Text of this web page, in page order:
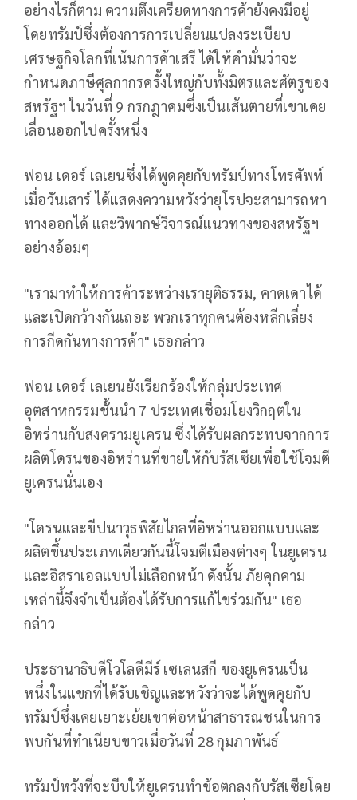
อย่างไรก็ตาม ความตึงเครียดทางการค้ายังคงมีอยู่
โดยทรัมป์ซึ่งต้องการการเปลี่ยนแปลงระเบียบ
เศรษฐกิจโลกที่เน้นการค้าเสรี ได้ให้คำมั่นว่าจะ
กำหนดภาษีศุลกากรครั้งใหญ่กับทั้งมิตรและศัตรูของ
สหรัฐฯ ในวันที่ 9 กรกฎาคมซึ่งเป็นเส้นตายที่เขาเคย
เลื่อนออกไปครั้งหนึ่ง
ฟอน เดอร์ เลเยนซึ่งได้พูดคุยกับทรัมป์ทางโทรศัพท์
เมื่อวันเสาร์ ได้แสดงความหวังว่ายุโรปจะสามารถหา
ทางออกได้ และวิพากษ์วิจารณ์แนวทางของสหรัฐฯ
อย่างอ้อมๆ
"เรามาทำให้การค้าระหว่างเรายุติธรรม, คาดเดาได้
และเปิดกว้างกันเถอะ พวกเราทุกคนต้องหลีกเลี่ยง
การกีดกันทางการค้า" เธอกล่าว
ฟอน เดอร์ เลเยนยังเรียกร้องให้กลุ่มประเทศ
อุตสาหกรรมชั้นนำ 7 ประเทศเชื่อมโยงวิกฤตใน
อิหร่านกับสงครามยูเครน ซึ่งได้รับผลกระทบจากการ
ผลิตโดรนของอิหร่านที่ขายให้กับรัสเซียเพื่อใช้โจมตี
ยูเครนนั่นเอง
"โดรนและขีปนาวุธพิสัยไกลที่อิหร่านออกแบบและ
ผลิตขึ้นประเภทเดียวกันนี้โจมตีเมืองต่างๆ ในยูเครน
และอิสราเอลแบบไม่เลือกหน้า ดังนั้น ภัยคุกคาม
เหล่านี้จึงจำเป็นต้องได้รับการแก้ไขร่วมกัน" เธอ
กล่าว
ประธานาธิบดีโวโลดีมีร์ เซเลนสกี ของยูเครนเป็น
หนึ่งในแขกที่ได้รับเชิญและหวังว่าจะได้พูดคุยกับ
ทรัมป์ซึ่งเคยเยาะเย้ยเขาต่อหน้าสาธารณชนในการ
พบกันที่ทำเนียบขาวเมื่อวันที่ 28 กุมภาพันธ์
ทรัมป์หวังที่จะบีบให้ยูเครนทำข้อตกลงกับรัสเซียโดย